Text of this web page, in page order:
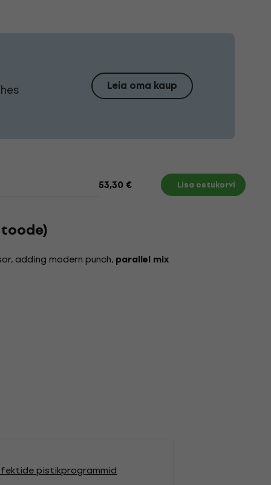
Leia oma kaup
53,30 € Lisa ostukorvi
adding modern punch, parallel mix
pistikprogrammid